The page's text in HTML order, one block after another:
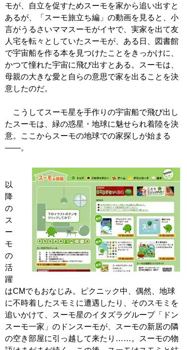
モが、自立を促すためスーモを家から追い出すと
あるが、「スーモ旅立ち編」の動画を見ると、小
言がうるさいママスーモがイヤで、実家を出て友
人宅を転々としていたスーモが、ある日、図書館
で宇宙船を作る本を見つけたことをきっかけに、
かつて憧れた宇宙に飛び出すとある。スーモは、
母親の大きな愛と自らの意思で家を出ることを決
意したのだ。
こうしてスーモ星を手作りの宇宙船で飛び出し
たスーモは、緑の惑星・地球に魅せられ着陸を決
意。ここからスーモの地球での家探しが始まる
――。
以
降
の
ス
ー
モ
の
活
躍
はCMでもおなじみ。ピクニック中、偶然、地球
に不時着したスモミに遭遇したり、そのスモミを
追いかけて、スーモ星のイタズラグループ「ドン
スーモ一家」のドンスーモが、スーモの新居の隣
の空き部屋に引っ越して来たり……。スーモの物